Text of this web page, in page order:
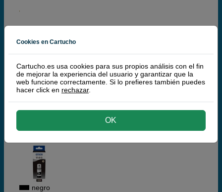
RECÍBELO EN 24 HORAS
comprar >
Epson
100% Original
negro
Cookies en Cartucho
Cartucho.es usa cookies para sus propios análisis con el fin
de mejorar la experiencia del usuario y garantizar que la
web funcione correctamente. Si lo prefieres también puedes
hacer click en rechazar.
OK